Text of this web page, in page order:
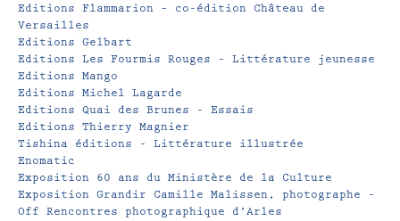
Editions Flammarion – co-édition Château de
Versailles
Editions Gelbart
Editions Les Fourmis Rouges – Littérature jeunesse
Editions Mango
Editions Michel Lagarde
Editions Quai des Brunes – Essais
Editions Thierry Magnier
Tishina éditions – Littérature illustrée
Enomatic
Exposition 60 ans du Ministère de la Culture
Exposition Grandir Camille Malissen, photographe –
Off Rencontres photographique d’Arles